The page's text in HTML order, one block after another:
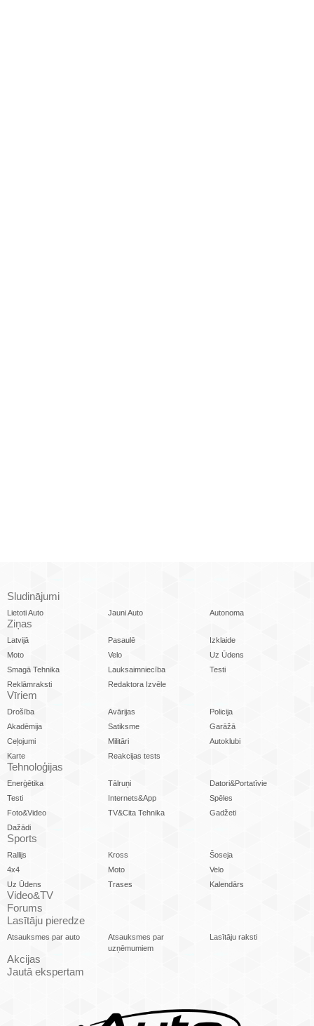
Sludinājumi
Lietoti Auto Jauni Auto Autonoma
Ziņas
Latvijā Pasaulē
Izklaide
Moto
Velo
Uz Ūdens
Smagā Tehnika
Lauksaimniecība
Testi
Reklāmraksti
Redaktora Izvēle
Vīriem
Drošība Avārijas
Policija
Akadēmija
Satiksme
Garāžā
Ceļojumi
Militāri
Autoklubi
Karte
Reakcijas tests
Tehnoloģijas
Enerģētika Tālruņi
Datori&Portatīvie
Testi
Internets&App
Spēles
Foto&Video
TV&Cita Tehnika
Gadžeti
Dažādi
Sports
Rallijs Kross
Šoseja
4x4
Moto
Velo
Uz Ūdens
Trases Kalendārs
Video&TV
Forums
Lasītāju pieredze
Atsauksmes par auto
Atsauksmes par
uzņēmumiem
Lasītāju raksti
Akcijas
Jautā ekspertam